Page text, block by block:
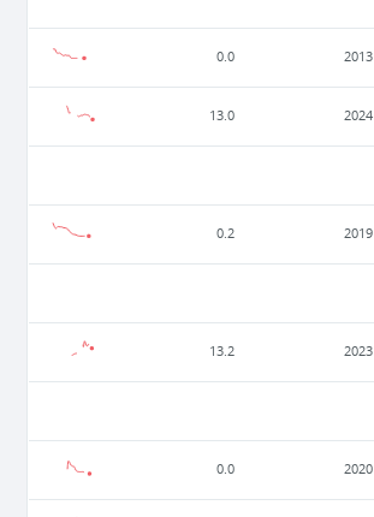
2013
0.0
2024
13.0
2019
0.2
2023
13.2
2020
0.0